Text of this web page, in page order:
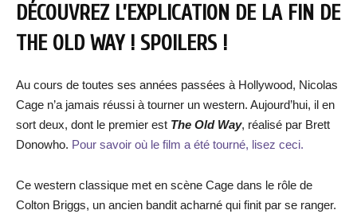
DÉCOUVREZ L’EXPLICATION DE LA FIN DE
THE OLD WAY ! SPOILERS !
Au cours de toutes ses années passées à Hollywood, Nicolas
Cage n’a jamais réussi à tourner un western. Aujourd’hui, il en
sort deux, dont le premier est The Old Way, réalisé par Brett
Donowho. Pour savoir où le film a été tourné, lisez ceci.
Ce western classique met en scène Cage dans le rôle de
Colton Briggs, un ancien bandit acharné qui finit par se ranger.